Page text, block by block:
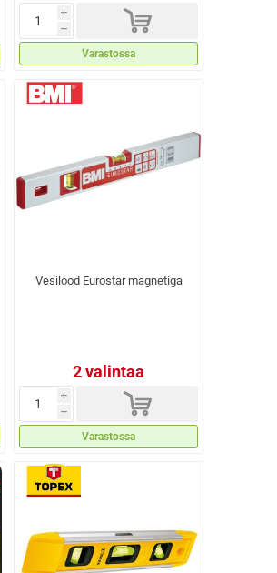
i
h d
Varastossa
Vesilood Eurostar magnetiga
2 valintaa
i
h d
Varastossa